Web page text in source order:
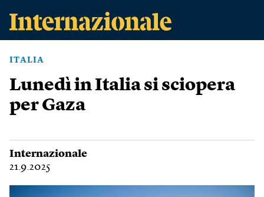
ITALIA
Lunedì in Italia si sciopera
per Gaza
Internazionale
21.9.2025